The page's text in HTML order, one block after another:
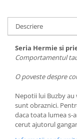
Editura Gama
Editura Kreativ
Editura Litera
Editura Lizuka
Editura Nemira
Editura Nomina
Editura Pandora M
Editura Portocala
Descriere
Seria Hermie si
Comportamentul
O poveste despre
Nepotii lui Buzby
sunt obraznici.
daca toata lumea s-
cerut ajutorul